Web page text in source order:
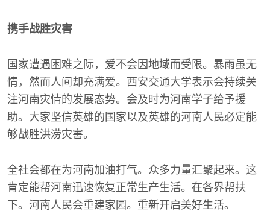
携手战胜灾害
国家遭遇困难之际，爱不会因地域而受限。暴雨虽无
情，然而人间却充满爱。西安交通大学表示会持续关
注河南灾情的发展态势。会及时为河南学子给予援
助。大家坚信英雄的国家以及英雄的河南人民必定能
够战胜洪涝灾害。
全社会都在为河南加油打气。众多力量汇聚起来。这
肯定能帮河南迅速恢复正常生产生活。在各界帮扶
下。河南人民会重建家园。重新开启美好生活。